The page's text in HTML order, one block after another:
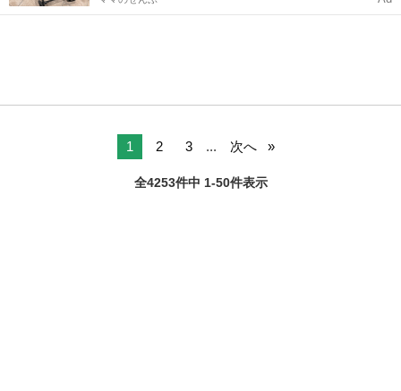
1 2 3 ... 次へ
全4253件中 1-50件表示